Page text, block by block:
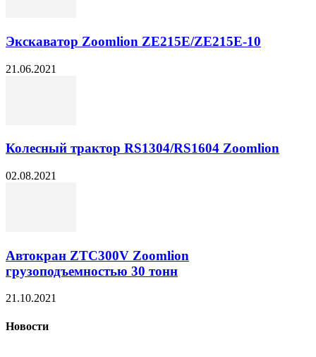
Экскаватор Zoomlion ZE215E/ZE215E-10
21.06.2021
Колесный трактор RS1304/RS1604 Zoomlion
02.08.2021
Автокран ZTC300V Zoomlion
грузоподъемностью 30 тонн
21.10.2021
Новости